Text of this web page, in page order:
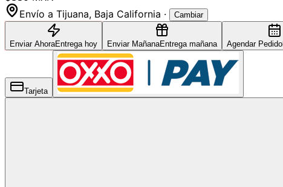
Envío a Tijuana, Baja California · Cambiar
Enviar AhoraEntrega hoy Enviar MañanaEntrega mañana Agendar Pedido
Tarjeta